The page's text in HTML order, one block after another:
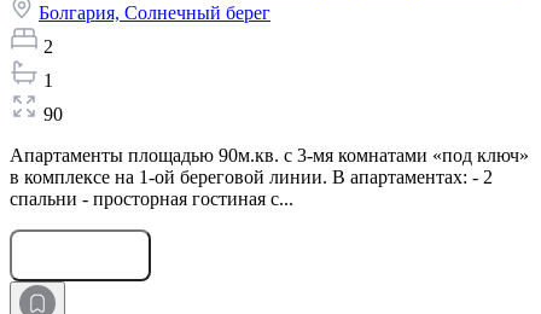
Болгария, Солнечный берег
2
1
90
Апартаменты площадью 90м.кв. с 3-мя комнатами «под ключ»
в комплексе на 1-ой береговой линии. В апартаментах: - 2
спальни - просторная гостиная с...